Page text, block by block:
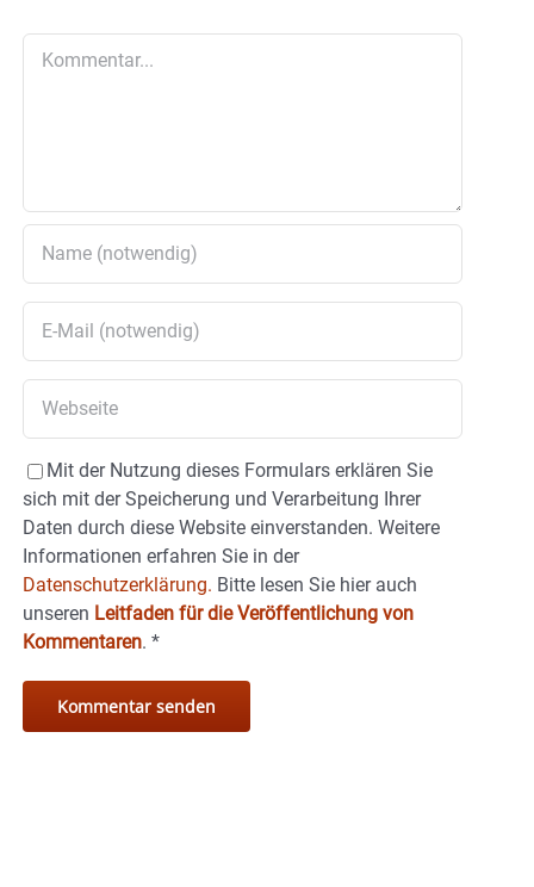
Mit der Nutzung dieses Formulars erklären Sie
sich mit der Speicherung und Verarbeitung Ihrer
Daten durch diese Website einverstanden. Weitere
Informationen erfahren Sie in der
Datenschutzerklärung. Bitte lesen Sie hier auch
unseren Leitfaden für die Veröffentlichung von
Kommentaren. *